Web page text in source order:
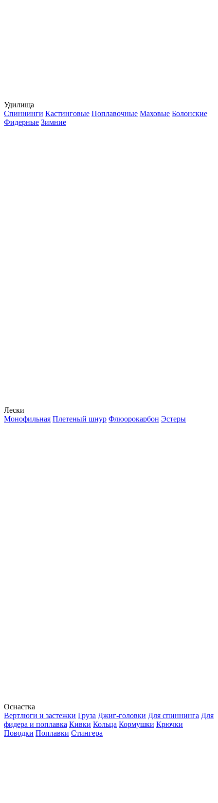
Удилища
Спиннинги Кастинговые Поплавочные Маховые Болонские
Фидерные Зимние
Лески
Монофильная Плетеный шнур Флюорокарбон Эстеры
Оснастка
Вертлюги и застежки Груза Джиг-головки Для спиннинга Для
фидера и поплавка Кивки Кольца Кормушки Крючки
Поводки Поплавки Стингера